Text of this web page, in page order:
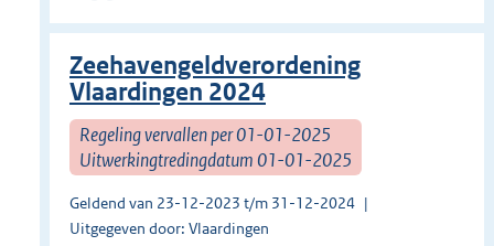
Zeehavengeldverordening
Vlaardingen 2024
Regeling vervallen per 01-01-2025
Uitwerkingtredingdatum 01-01-2025
Geldend van 23-12-2023 t/m 31-12-2024
Uitgegeven door: Vlaardingen